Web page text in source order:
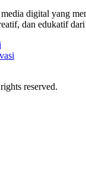
digital yang
dan edukatif
reserved.